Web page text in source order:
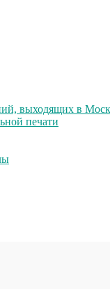
выходящих в
печати